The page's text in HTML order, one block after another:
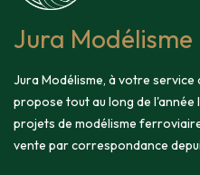
Jura Modélisme
Jura Modélisme, à votre service
propose tout au long de l'année
projets de modélisme
vente par correspondance